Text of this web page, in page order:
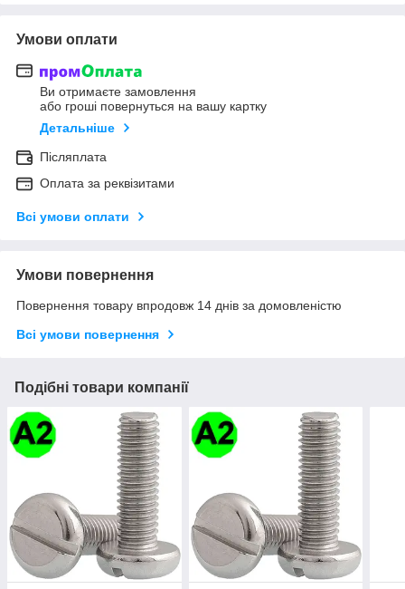
Умови оплати
Ви отримаєте замовлення
або гроші повернуться на вашу картку
Детальніше
Післяплата
Оплата за реквізитами
Всі умови оплати
Умови повернення
Повернення товару впродовж 14 днів за домовленістю
Всі умови повернення
Подібні товари компанії